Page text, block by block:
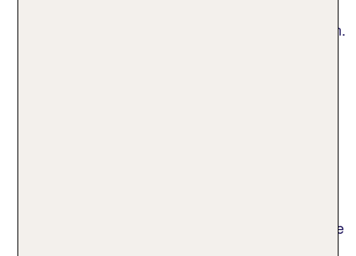
faszinierenden Metropolen der Vereinigten Staaten.
entstanden im Rahmen der Initiative „Detroit Future